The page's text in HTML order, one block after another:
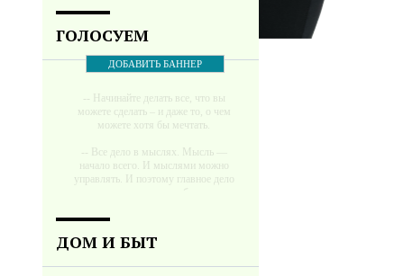
ГОЛОСУЕМ
ДОБАВИТЬ БАННЕР
-- Начинайте делать все, что вы
можете сделать – и даже то, о чем
можете хотя бы мечтать.
-- Все дело в мыслях. Мысль —
начало всего. И мыслями можно
управлять. И поэтому главное дело
мечте. Живите той жизнью, которую
ДОМ И БЫТ